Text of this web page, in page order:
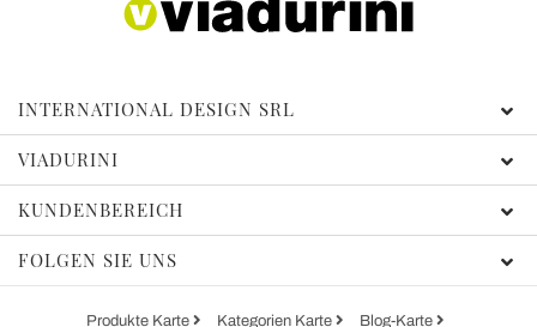
INTERNATIONAL DESIGN SRL
VIADURINI
KUNDENBEREICH
FOLGEN SIE UNS
Produkte Karte Kategorien Karte Blog-Karte